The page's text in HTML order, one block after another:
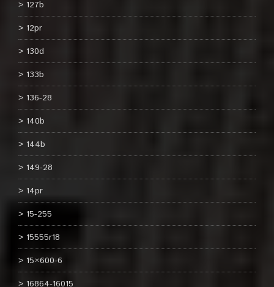
127b
12pr
130d
133b
136-28
140b
144b
149-28
14pr
15-255
15555r18
15×600-6
16864-16015